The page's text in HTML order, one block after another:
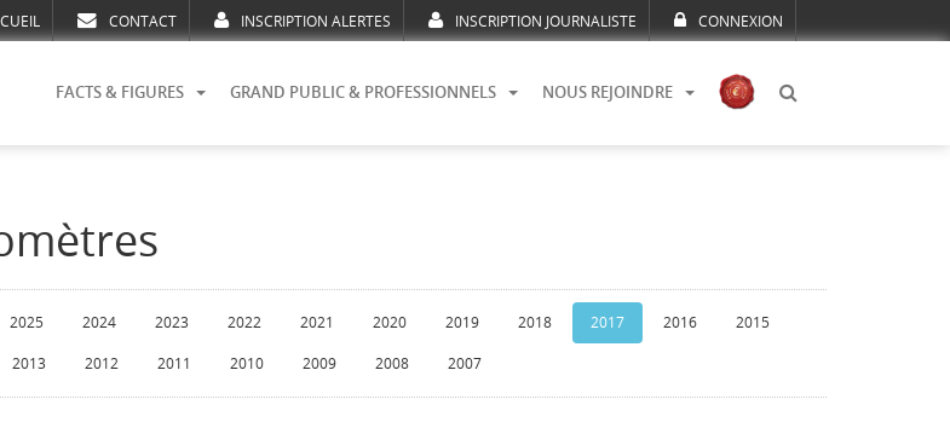
CONTACT INSCRIPTION ALERTES INSCRIPTION JOURNALISTE CONNEXION
FACTS & FIGURES GRAND PUBLIC & PROFESSIONNELS NOUS REJOINDRE
2025 2024 2023 2022 2021 2020 2019 2018 2017 2016 2015
2013 2012 2011 2010 2009 2008 2007